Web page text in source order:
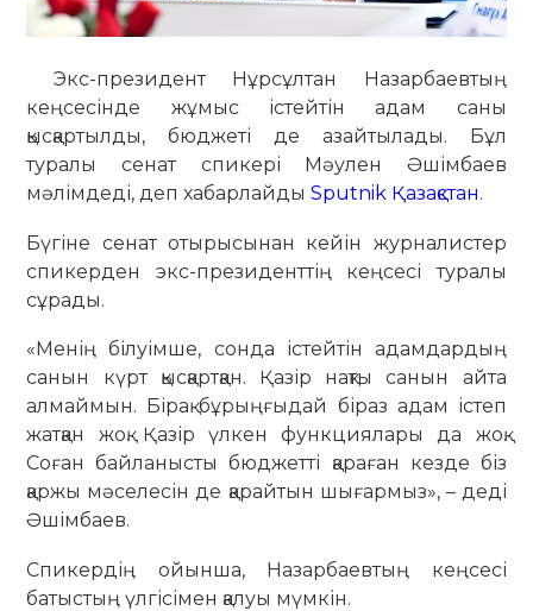
Экс-президент Нұрсұлтан Назарбаевтың
кеңсесінде жұмыс істейтін адам саны
қысқартылды, бюджеті де азайтылады. Бұл
туралы сенат спикері Мәулен Әшімбаев
мәлімдеді, деп хабарлайдыSputnik Қазақстан.
Бүгіне сенат отырысынан кейін журналистер
спикерден экс-президенттің кеңсесі туралы
сұрады.
«Менің білуімше, сонда істейтін адамдардың
санын күрт қысқартқан. Қазір нақты санын айта
алмаймын. Бірақ бұрыңғыдай біраз адам істеп
жатқан жоқ. Қазір үлкен функциялары да жоқ.
Соған байланысты бюджетті қараған кезде біз
қаржы мәселесін де қарайтын шығармыз», – деді
Әшімбаев.
Спикердің ойынша, Назарбаевтың кеңсесі
батыстың үлгісімен қалуы мүмкін.